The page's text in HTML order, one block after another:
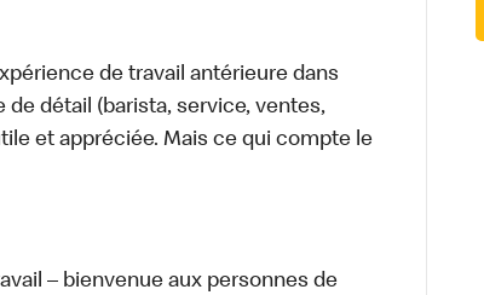
de travail antérieure dans
détail (barista, service, ventes,
et appréciée. Mais ce qui compte le
– bienvenue aux personnes de